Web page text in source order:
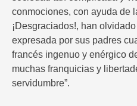
conmociones, con ayuda de
¡Desgraciados!, han
expresada por sus padres
francés ingenuo y enérgico
muchas franquicias y
servidumbre”.